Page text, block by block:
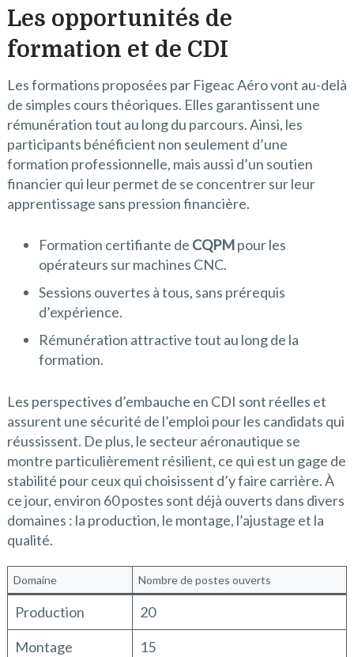
Les opportunités de
formation et de CDI
Les formations proposées par Figeac Aéro vont au-delà
de simples cours théoriques. Elles garantissent une
rémunération tout au long du parcours. Ainsi, les
participants bénéficient non seulement d’une
formation professionnelle, mais aussi d’un soutien
financier qui leur permet de se concentrer sur leur
apprentissage sans pression financière.
Formation certifiante de CQPMpour les
opérateurs sur machines CNC.
Sessions ouvertes à tous, sans prérequis
d’expérience.
Rémunération attractive tout au long de la
formation.
Les perspectives d’embauche en CDI sont réelles et
assurent une sécurité de l’emploi pour les candidats qui
réussissent. De plus, le secteur aéronautique se
montre particulièrement résilient, ce qui est un gage de
stabilité pour ceux qui choisissent d’y faire carrière. À
ce jour, environ 60 postes sont déjà ouverts dans divers
domaines : la production, le montage, l’ajustage et la
qualité.
Domaine Nombre de postes ouverts
Production
20
Montage
15